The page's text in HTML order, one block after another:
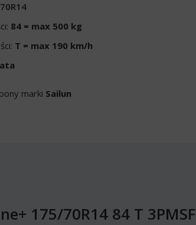
84 = max 500 kg
T = max 190 km/h
marki Sailun
175/70R14 84 T 3PMSF